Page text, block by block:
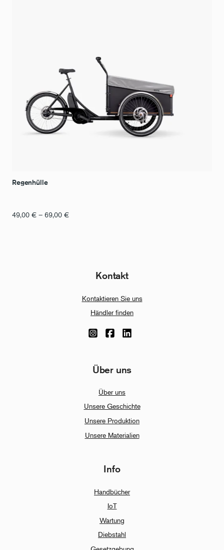
Regenhülle
49,00 € – 69,00 €Preisspanne:
Kontakt
Kontaktieren Sie uns
Händler finden
Über uns
Über uns
Unsere Geschichte
Unsere Produktion
Unsere Materialien
Info
Handbücher
IoT
Wartung
Diebstahl